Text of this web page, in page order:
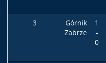
3
Górnik
Zabrze
1
-
0